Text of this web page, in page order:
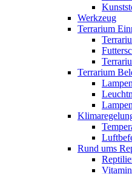
Werkzeug
Terrarium
Terrarium
Rund ums